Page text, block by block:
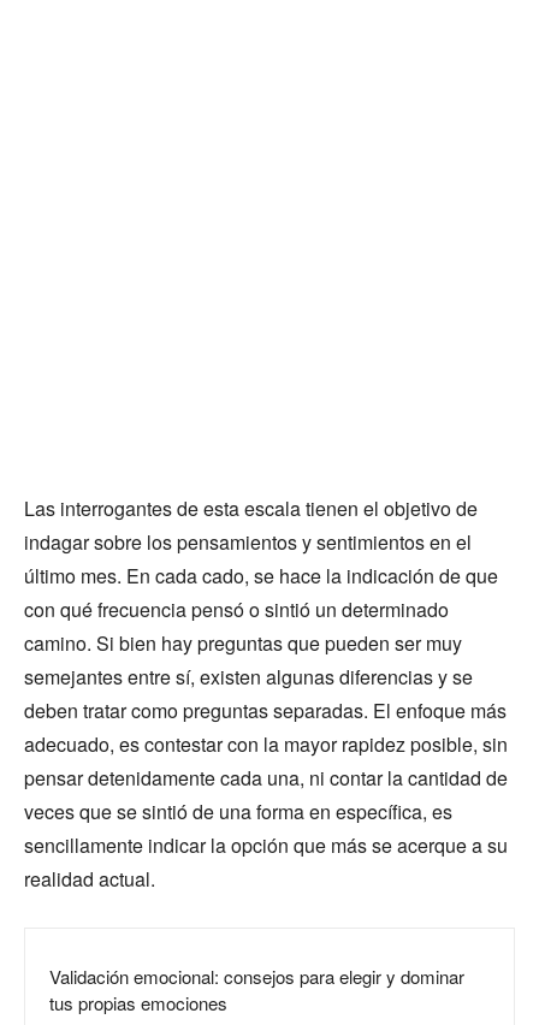
Las interrogantes de esta escala tienen el objetivo de
indagar sobre los pensamientos y sentimientos en el
último mes. En cada cado, se hace la indicación de que
con qué frecuencia pensó o sintió un determinado
camino. Si bien hay preguntas que pueden ser muy
semejantes entre sí, existen algunas diferencias y se
deben tratar como preguntas separadas. El enfoque más
adecuado, es contestar con la mayor rapidez posible, sin
pensar detenidamente cada una, ni contar la cantidad de
veces que se sintió de una forma en específica, es
sencillamente indicar la opción que más se acerque a su
realidad actual.
Validación emocional: consejos para elegir y dominar
tus propias emociones